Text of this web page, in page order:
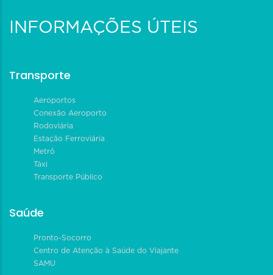
INFORMAÇÕES ÚTEIS
Transporte
Aeroportos
Conexão Aeroporto
Rodoviária
Estação Ferroviária
Metrô
Táxi
Transporte Público
Saúde
Pronto-Socorro
Centro de Atenção à Saúde do Viajante
SAMU